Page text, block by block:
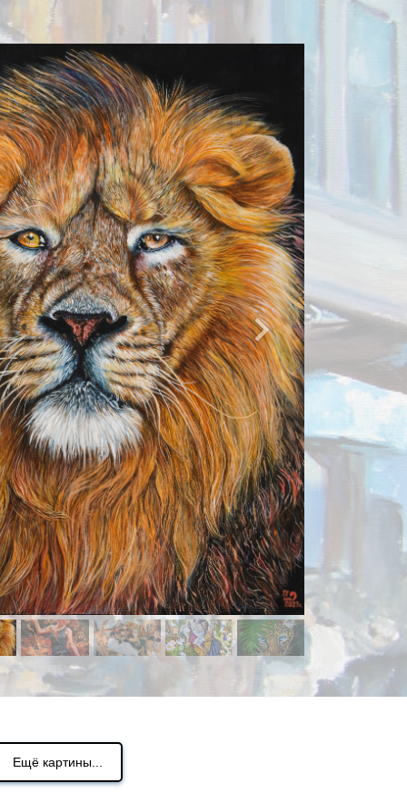
Ещё картины...